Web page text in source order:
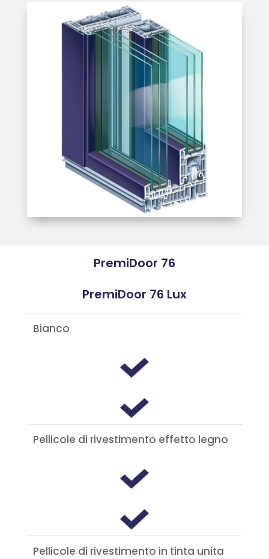
PremiDoor 76
PremiDoor 76 Lux
Bianco
Pellicole di rivestimento effetto legno
Pellicole di rivestimento in tinta unita